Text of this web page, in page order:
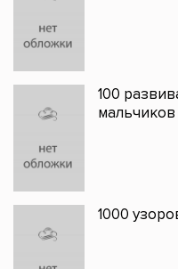
100
мальчиков
1000